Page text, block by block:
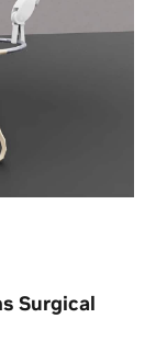
Surgical